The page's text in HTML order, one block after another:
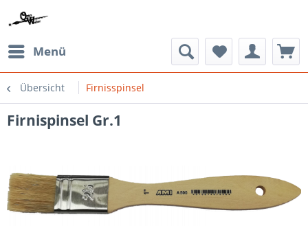
Menü
Übersicht Firnisspinsel
Firnispinsel Gr.1